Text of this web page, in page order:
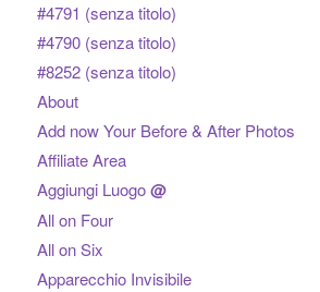
#4791 (senza titolo)
#4790 (senza titolo)
#8252 (senza titolo)
About
Add now Your Before & After Photos
Affiliate Area
Aggiungi Luogo@
All on Four
All on Six
Apparecchio Invisibile